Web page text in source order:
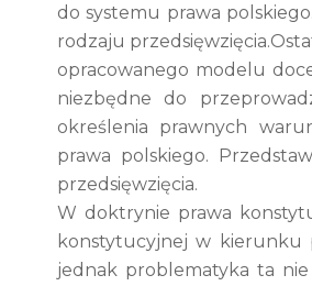
do systemu prawa
rodzaju
opracowanego modelu
niezbędne do
określenia prawnych
prawa polskiego.
przedsięwzięcia.
W doktrynie prawa
konstytucyjnej w kierunku
jednak problematyka ta nie